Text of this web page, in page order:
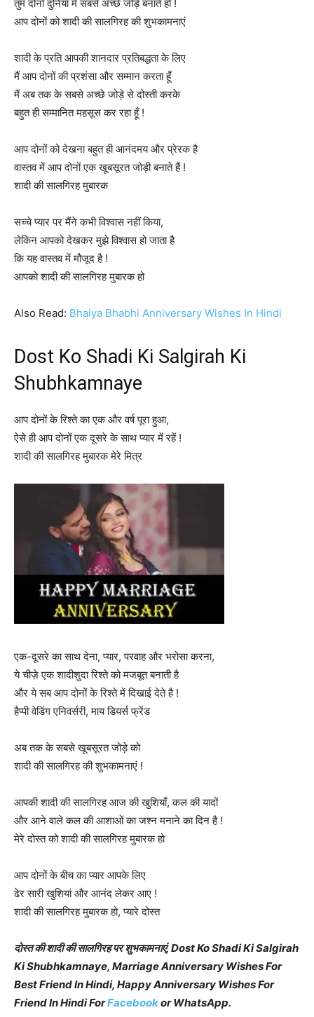
तुम दोनों दुनिया में सबसे अच्छे जोड़े बनाते हो !
आप दोनों को शादी की सालगिरह की शुभकामनाएं
शादी के प्रति आपकी शानदार प्रतिबद्धता के लिए
मैं आप दोनों की प्रशंसा और सम्मान करता हूँ
मैं अब तक के सबसे अच्छे जोड़े से दोस्ती करके
बहुत ही सम्मानित महसूस कर रहा हूँ !
आप दोनों को देखना बहुत ही आनंदमय और प्रेरक है
वास्तव में आप दोनों एक खूबसूरत जोड़ी बनाते हैं !
शादी की सालगिरह मुबारक
सच्चे प्यार पर मैंने कभी विश्वास नहीं किया,
लेकिन आपको देखकर मुझे विश्वास हो जाता है
कि यह वास्तव में मौजूद है !
आपको शादी की सालगिरह मुबारक हो
Also Read: Bhaiya Bhabhi Anniversary Wishes In Hindi
Dost Ko Shadi Ki Salgirah Ki
Shubhkamnaye
आप दोनों के रिश्ते का एक और वर्ष पूरा हुआ,
ऐसे ही आप दोनों एक दूसरे के साथ प्यार में रहें !
शादी की सालगिरह मुबारक मेरे मित्र
एक-दूसरे का साथ देना, प्यार, परवाह और भरोसा करना,
ये चीज़े एक शादीशुदा रिश्ते को मजबूत बनाती है
और ये सब आप दोनों के रिश्ते में दिखाई देते है !
हैप्पी वेडिंग एनिवर्सरी, माय डियर्स फ्रेंड
अब तक के सबसे खूबसूरत जोड़े को
शादी की सालगिरह की शुभकामनाएं !
आपकी शादी की सालगिरह आज की खुशियाँ, कल की यादों
और आने वाले कल की आशाओं का जश्न मनाने का दिन है !
मेरे दोस्त को शादी की सालगिरह मुबारक हो
आप दोनों के बीच का प्यार आपके लिए
ढेर सारी खुशियां और आनंद लेकर आए !
शादी की सालगिरह मुबारक हो, प्यारे दोस्त
दोस्त की शादी की सालगिरह पर शुभकामनाएं, Dost Ko Shadi Ki Salgirah
Ki Shubhkamnaye, Marriage Anniversary Wishes For
Best Friend In Hindi, Happy Anniversary Wishes For
Friend In Hindi ForFacebookor WhatsApp.